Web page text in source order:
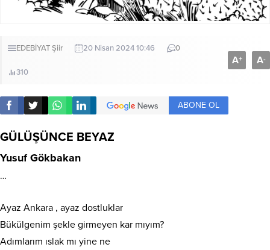
EDEBİYATŞiir 20 Nisan 2024 10:46 0
310
A+ A-
ABONE OL
GÜLÜŞÜNCE BEYAZ
Yusuf Gökbakan
…
Ayaz Ankara , ayaz dostluklar
Bükülgenim şekle girmeyen kar mıyım?
Adımlarım ıslak mı yine ne